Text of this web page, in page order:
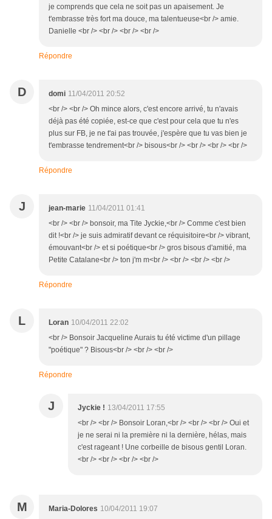
je comprends que cela ne soit pas un apaisement. Je
t'embrasse très fort ma douce, ma talentueuse<br /> amie.
Danielle <br /> <br /> <br /> <br />
Répondre
D domi 11/04/2011 20:52
<br /> <br /> Oh mince alors, c'est encore arrivé, tu n'avais
déjà pas été copiée, est-ce que c'est pour cela que tu n'es
plus sur FB, je ne t'ai pas trouvée, j'espère que tu vas bien je
t'embrasse tendrement<br /> bisous<br /> <br /> <br /> <br />
Répondre
J jean-marie 11/04/2011 01:41
<br /> <br /> bonsoir, ma Tite Jyckie,<br /> Comme c'est bien
dit !<br /> je suis admiratif devant ce réquisitoire<br /> vibrant,
émouvant<br /> et si poétique<br /> gros bisous d'amitié, ma
Petite Catalane<br /> ton j'm m<br /> <br /> <br /> <br />
Répondre
L Loran 10/04/2011 22:02
<br /> Bonsoir Jacqueline Aurais tu été victime d'un pillage
"poétique" ? Bisous<br /> <br /> <br />
Répondre
J Jyckie ! 13/04/2011 17:55
<br /> <br /> Bonsoir Loran,<br /> <br /> <br /> Oui et
je ne serai ni la première ni la dernière, hélas, mais
c'est rageant ! Une corbeille de bisous gentil Loran.
<br /> <br /> <br /> <br />
M Maria-Dolores 10/04/2011 19:07